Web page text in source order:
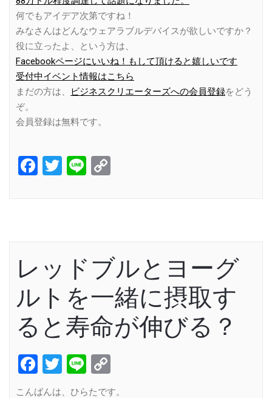
何でもアイデア次第ですね！
みなさんはどんなウェアラブルデバイスが欲しいですか？
役に立ったよ、という方は、
Facebookページにいいね！もして頂けると嬉しいです
受付中イベント情報はこちら
まだの方は、
ビジネスクリエーターズへの会員登録をどう
ぞ。
会員登録は無料です。
Facebook
Twitter
Line
レッドブルとヨーグ
ルトを一緒に摂取す
ると寿命が伸びる？
Facebook
Twitter
Line
Link
こんばんは、ひらたです。